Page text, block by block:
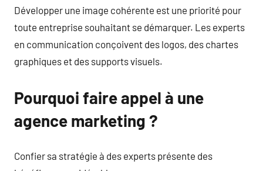
Développer une image cohérente est une priorité pour
toute entreprise souhaitant se démarquer. Les experts
en communication conçoivent des logos, des chartes
graphiques et des supports visuels.
Pourquoi faire appel à une
agence marketing ?
Confier sa stratégie à des experts présente des